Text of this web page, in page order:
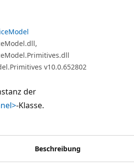
v10.0.652802
der
-Klasse.
Beschreibung